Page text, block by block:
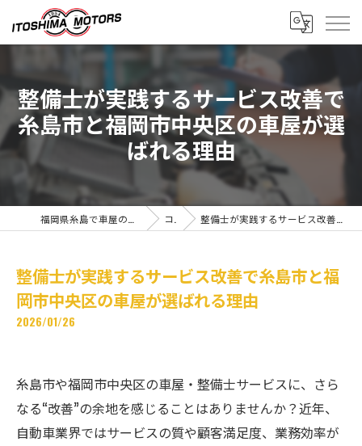
整備士が実践するサービス改善で
糸島市と福岡市中央区の車屋が選
ばれる理由
福岡県糸島で車屋の求人なら有限会社糸島モータース コラム 整備士が実践するサービス改善で糸島市と福岡市中央区の車屋が選ばれる理由
整備士が実践するサービス改善で糸島市と福
岡市中央区の車屋が選ばれる理由
2026/01/26
糸島市や福岡市中央区の車屋・整備士サービスに、さら
なる“改善”の余地を感じることはありませんか？近年、
自動車業界ではサービスの質や顧客満足度、業務効率が